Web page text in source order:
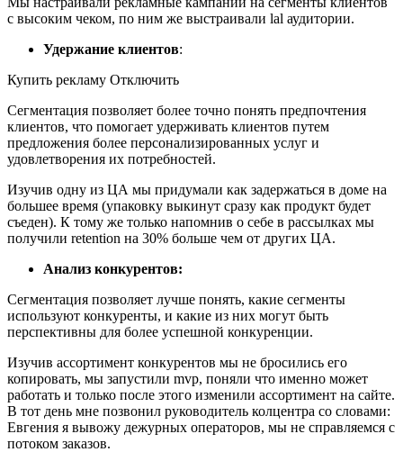
с высоким чеком, по ним же выстраивали lаl аудитории.
Удержание клиентов:
Купить рекламу Отключить
Сегментация позволяет более точно понять предпочтения
клиентов, что помогает удерживать клиентов путем
предложения более персонализированных услуг и
удовлетворения их потребностей.
Изучив одну из ЦА мы придумали как задержаться в доме на
большее время (упаковку выкинут сразу как продукт будет
съеден). К тому же только напомнив о себе в рассылках мы
получили retention на 30% больше чем от других ЦА.
Анализ конкурентов:
Сегментация позволяет лучше понять, какие сегменты
используют конкуренты, и какие из них могут быть
перспективны для более успешной конкуренции.
Изучив ассортимент конкурентов мы не бросились его
копировать, мы запустили mvp, поняли что именно может
работать и только после этого изменили ассортимент на сайте.
В тот день мне позвонил руководитель колцентра со словами:
Евгения я вывожу дежурных операторов, мы не справляемся с
потоком заказов.